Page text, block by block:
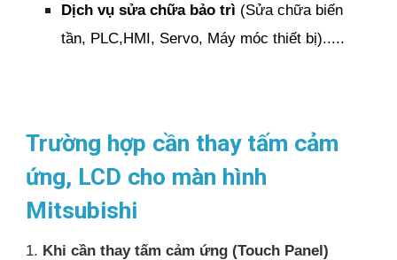
Dịch vụ sửa chữa bảo trì (Sửa chữa biến
tần, PLC,HMI, Servo, Máy móc thiết bị).....
Trường hợp cần thay tấm cảm
ứng, LCD cho màn hình
Mitsubishi
1. Khi cần thay tấm cảm ứng (Touch Panel)